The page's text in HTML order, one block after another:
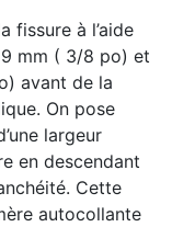
fissure à l’aide
9 mm ( 3/8 po) et
avant de la
On pose
largeur
en descendant
Cette
autocollante